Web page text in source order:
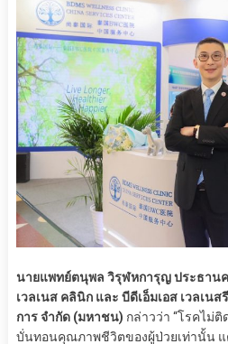
นายแพทย์ตนุพล วิรุฬหการุญ ประธาน
เวลเนส คลินิก และ บีดีเอ็มเอส เวลเน
การ จำกัด (มหาชน) กล่าวว่า “โรคไม่ติ
บั่นทอนคุณภาพชีวิตของผู้ป่วยเท่านั้น แ